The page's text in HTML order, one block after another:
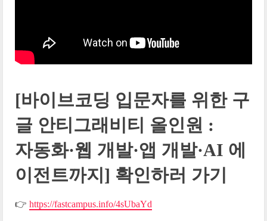
[바이브코딩 입문자를 위한 구
글 안티그래비티 올인원 :
자동화·웹 개발·앱 개발·AI 에
이전트까지] 확인하러 가기
👉 https://fastcampus.info/4sUbaYd